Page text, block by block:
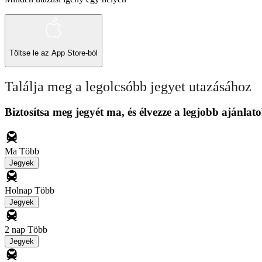
Töltse le az App Store-ból
Találja meg a legolcsóbb jegyet utazásához
Biztosítsa meg jegyét ma, és élvezze a legjobb
Ma Több
Jegyek
Holnap Több
Jegyek
2 nap Több
Jegyek